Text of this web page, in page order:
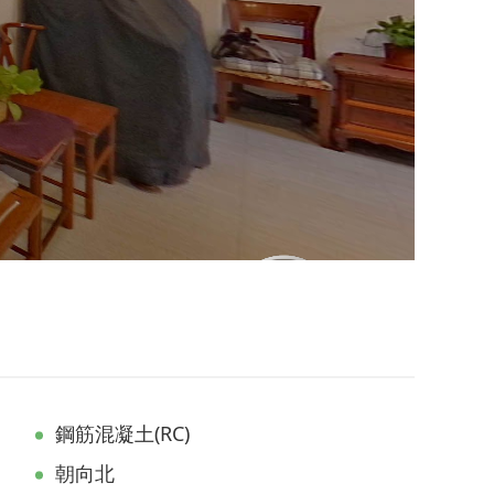
鋼筋混凝土(RC)
朝向北